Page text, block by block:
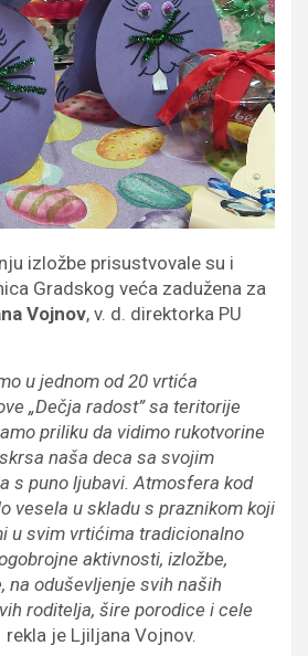
izložbe prisustvovale su i
Gradskog veća zadužena za
Vojnov, v. d. direktorka PU
u jednom od 20 vrtića
„Dečja radost” sa teritorije
priliku da vidimo rukotvorine
naša deca sa svojim
s puno ljubavi. Atmosfera kod
vesela u skladu s praznikom koji
u svim vrtićima tradicionalno
aktivnosti, izložbe,
na oduševljenje svih naših
roditelja, šire porodice i cele
rekla je Ljiljana Vojnov.